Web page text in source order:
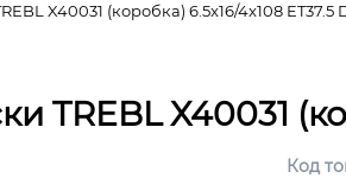
X40031 (коробка) 6.5x16/4x108 ET37.5
TREBL X40031
Код